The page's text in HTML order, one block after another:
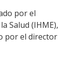
por el
Salud (IHME),
por el director